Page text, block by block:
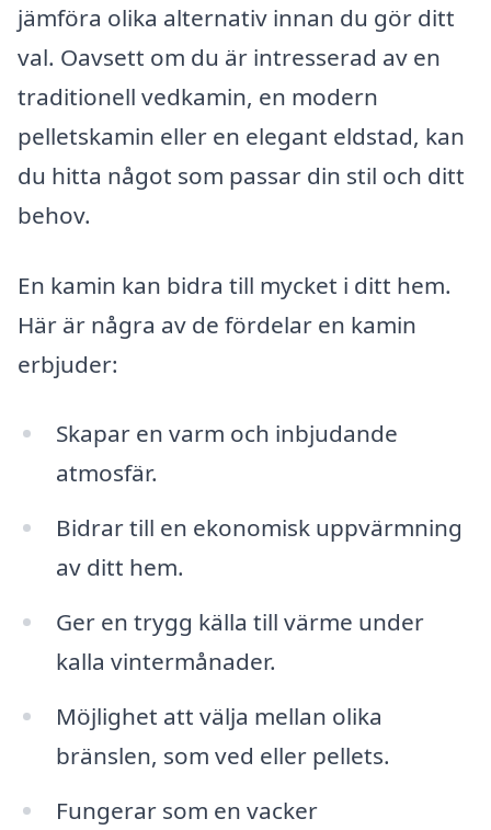
jämföra olika alternativ innan du gör ditt
val. Oavsett om du är intresserad av en
traditionell vedkamin, en modern
pelletskamin eller en elegant eldstad, kan
du hitta något som passar din stil och ditt
behov.
En kamin kan bidra till mycket i ditt hem.
Här är några av de fördelar en kamin
erbjuder:
Skapar en varm och inbjudande
atmosfär.
Bidrar till en ekonomisk uppvärmning
av ditt hem.
Ger en trygg källa till värme under
kalla vintermånader.
Möjlighet att välja mellan olika
bränslen, som ved eller pellets.
Fungerar som en vacker